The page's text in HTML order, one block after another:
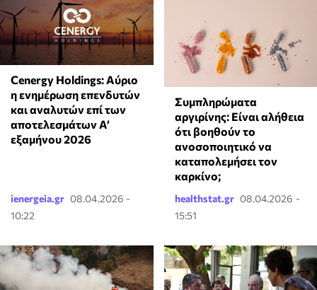
Cenergy Holdings: Αύριο
η ενημέρωση επενδυτών
και αναλυτών επί των
αποτελεσμάτων A’
εξαμήνου 2026
ienergeia.gr 08.04.2026 -
10:22
⁠Συμπληρώματα
αργιρίνης: Είναι αλήθεια
ότι βοηθούν το
ανοσοποιητικό να
καταπολεμήσει τον
καρκίνο;
healthstat.gr 08.04.2026 -
15:51